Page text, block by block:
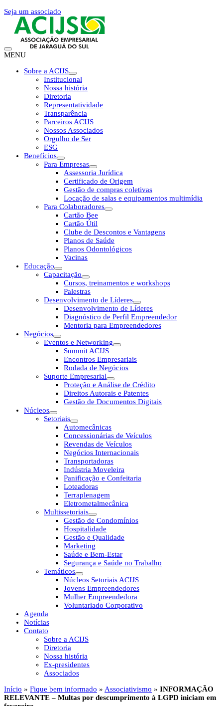
Seja um associado
MENU
Sobre a ACIJS
Institucional
Nossa história
Diretoria
Representatividade
Transparência
Parceiros ACIJS
Nossos Associados
Orgulho de Ser
ESG
Benefícios
Para Empresas
Assessoria Jurídica
Certificado de Origem
Gestão de compras coletivas
Locação de salas e equipamentos multimídia
Para Colaboradores
Cartão Bee
Cartão Útil
Clube de Descontos e Vantagens
Planos de Saúde
Planos Odontológicos
Vacinas
Educação
Capacitação
Cursos, treinamentos e workshops
Palestras
Desenvolvimento de Líderes
Desenvolvimento de Líderes
Diagnóstico de Perfil Empreendedor
Mentoria para Empreendedores
Negócios
Eventos e Networking
Summit ACIJS
Encontros Empresariais
Rodada de Negócios
Suporte Empresarial
Proteção e Análise de Crédito
Direitos Autorais e Patentes
Gestão de Documentos Digitais
Núcleos
Setoriais
Automecânicas
Concessionárias de Veículos
Revendas de Veículos
Negócios Internacionais
Transportadoras
Indústria Moveleira
Panificação e Confeitaria
Loteadoras
Terraplenagem
Eletrometalmecânica
Multissetoriais
Gestão de Condomínios
Hospitalidade
Gestão e Qualidade
Marketing
Saúde e Bem-Estar
Segurança e Saúde no Trabalho
Temáticos
Núcleos Setoriais ACIJS
Jovens Empreendedores
Mulher Empreendedora
Voluntariado Corporativo
Agenda
Notícias
Contato
Sobre a ACIJS
Diretoria
Nossa história
Ex-presidentes
Associados
Início » Fique bem informado » Associativismo » INFORMAÇÃO
RELEVANTE – Multas por descumprimento à LGPD iniciam em